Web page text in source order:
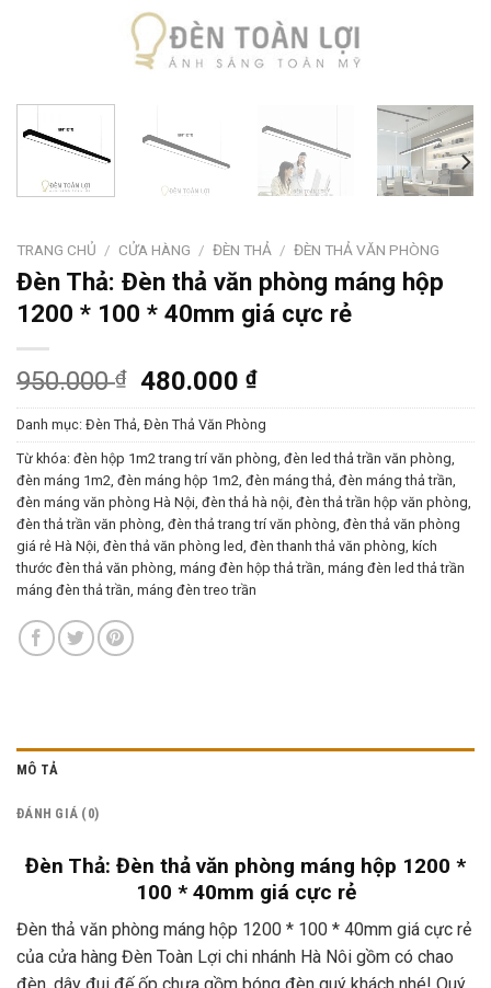
TRANG CHỦ / CỬA HÀNG / ĐÈN THẢ / ĐÈN THẢ VĂN PHÒNG
Đèn Thả: Đèn thả văn phòng máng hộp
1200 * 100 * 40mm giá cực rẻ
950.000₫ 480.000₫
Danh mục: Đèn Thả Đèn Thả Văn Phòng
Từ khóa: đèn hộp 1m2 trang trí văn phòng đèn led thả trần văn phòng
đèn máng 1m2 đèn máng hộp 1m2 đèn máng thả đèn máng thả trần
đèn máng văn phòng Hà Nội đèn thả hà nội đèn thả trần hộp văn phòng
đèn thả trần văn phòng đèn thả trang trí văn phòng đèn thả văn phòng
giá rẻ Hà Nội đèn thả văn phòng led đèn thanh thả văn phòng kích
thước đèn thả văn phòng máng đèn hộp thả trần máng đèn led thả trần
máng đèn thả trần máng đèn treo trần
MÔ TẢ
ĐÁNH GIÁ (0)
Đèn Thả: Đèn thả văn phòng máng hộp 1200 *
100 * 40mm giá cực rẻ
Đèn thả văn phòng máng hộp 1200 * 100 * 40mm giá cực rẻ
của cửa hàng Đèn Toàn Lợi chi nhánh Hà Nôi gồm có chao